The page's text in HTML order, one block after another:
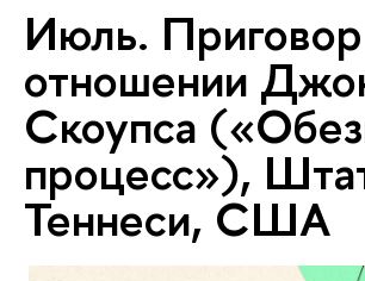
Июль.
отношении
Скоупса
процесс»),
Теннеси, США